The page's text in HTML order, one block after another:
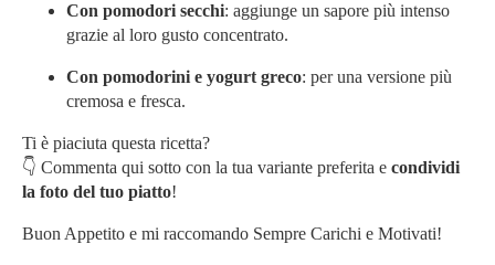
Con pomodori secchi: aggiunge un sapore più intenso
grazie al loro gusto concentrato.
Con pomodorini e yogurt greco: per una versione più
cremosa e fresca.
Ti è piaciuta questa ricetta?
👇 Commenta qui sotto con la tua variante preferita e condividi
la foto del tuo piatto!
Buon Appetito e mi raccomando Sempre Carichi e Motivati!